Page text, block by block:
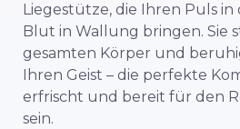
Liegestütze, die Ihren Puls
Blut in Wallung bringen. Sie
gesamten Körper und
Ihren Geist – die perfekte
erfrischt und bereit für den
sein.